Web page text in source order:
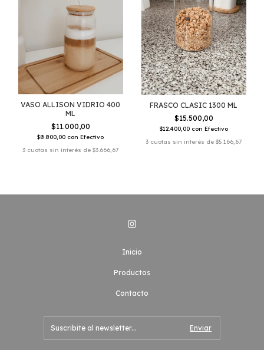
VASO ALLISON VIDRIO 400
ML
$11.000,00
$8.800,00 con Efectivo
3 cuotas sin interés de $3.666,67
FRASCO CLASIC 1300 ML
$15.500,00
$12.400,00 con Efectivo
3 cuotas sin interés de $5.166,67
Inicio
Productos
Contacto